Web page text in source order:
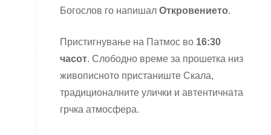
Богослов го напишал Откровението.
Пристигнување на Патмос во 16:30
часот. Слободно време за прошетка низ
живописното пристаниште Скала,
традиционалните улички и автентичната
грчка атмосфера.